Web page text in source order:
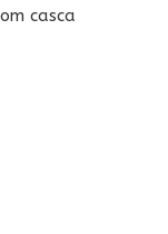
casca